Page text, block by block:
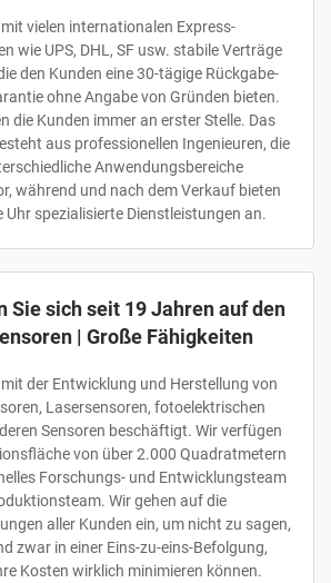
vielen internationalen Express-
wie UPS, DHL, SF usw. stabile Verträge
den Kunden eine 30-tägige Rückgabe-
ohne Angabe von Gründen bieten.
die Kunden immer an erster Stelle. Das
aus professionellen Ingenieuren, die
Anwendungsbereiche
während und nach dem Verkauf bieten
Uhr spezialisierte Dienstleistungen an.
Sie sich seit 19 Jahren auf den
| Große Fähigkeiten
der Entwicklung und Herstellung von
Lasersensoren, fotoelektrischen
Sensoren beschäftigt. Wir verfügen
von über 2.000 Quadratmetern
Forschungs- und Entwicklungsteam
Wir gehen auf die
aller Kunden ein, um nicht zu sagen,
zwar in einer Eins-zu-eins-Befolgung,
Kosten wirklich minimieren können.